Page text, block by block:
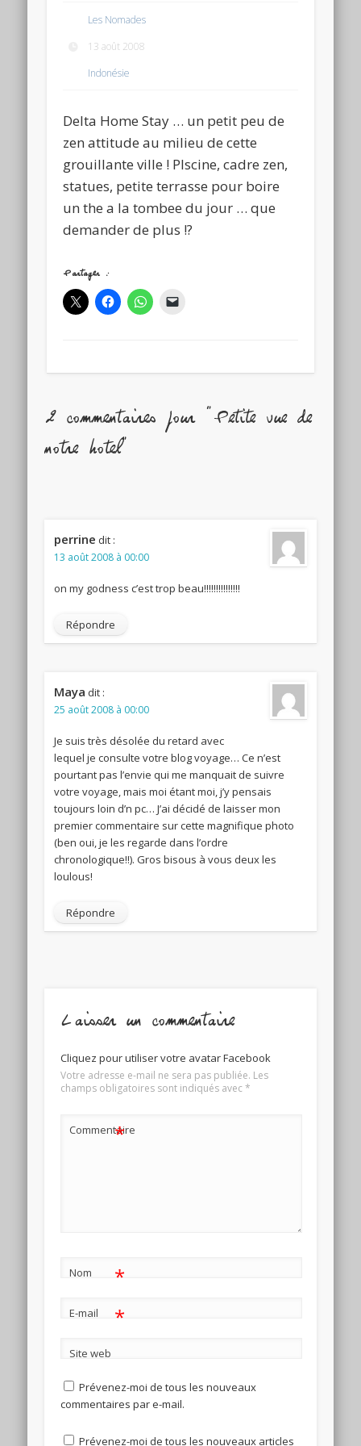
Les Nomades
13 août 2008
Indonésie
Delta Home Stay … un petit peu de
zen attitude au milieu de cette
grouillante ville ! PIscine, cadre zen,
statues, petite terrasse pour boire
un the a la tombee du jour … que
demander de plus !?
Partager :
2 commentaires pour "Petite vue de
notre hotel"
perrine dit :
13 août 2008 à 00:00
on my godness c’est trop beau!!!!!!!!!!!!!!!
Répondre
Maya dit :
25 août 2008 à 00:00
Je suis très désolée du retard avec
lequel je consulte votre blog voyage… Ce n’est
pourtant pas l’envie qui me manquait de suivre
votre voyage, mais moi étant moi, j’y pensais
toujours loin d’n pc… J’ai décidé de laisser mon
premier commentaire sur cette magnifique photo
(ben oui, je les regarde dans l’ordre
chronologique!!). Gros bisous à vous deux les
loulous!
Répondre
Laisser un commentaire
Cliquez pour utiliser votre avatar Facebook
Votre adresse e-mail ne sera pas publiée. Les
champs obligatoires sont indiqués avec*
Commentaire
*
Nom *
E-mail *
Site web
Prévenez-moi de tous les nouveaux
commentaires par e-mail.
Prévenez-moi de tous les nouveaux articles